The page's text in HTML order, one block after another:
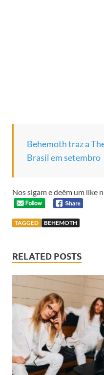
Behemoth traz a
Brasil em setembro
Nos sigam e deêm um like
TAGGED BEHEMOTH
RELATED POSTS